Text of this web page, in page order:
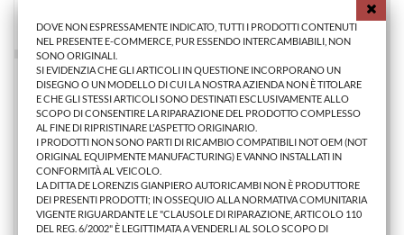
DOVE NON ESPRESSAMENTE INDICATO, TUTTI I PRODOTTI CONTENUTI
NEL PRESENTE E-COMMERCE, PUR ESSENDO INTERCAMBIABILI, NON
SONO ORIGINALI.
SI EVIDENZIA CHE GLI ARTICOLI IN QUESTIONE INCORPORANO UN
DISEGNO O UN MODELLO DI CUI LA NOSTRA AZIENDA NON È TITOLARE
E CHE GLI STESSI ARTICOLI SONO DESTINATI ESCLUSIVAMENTE ALLO
SCOPO DI CONSENTIRE LA RIPARAZIONE DEL PRODOTTO COMPLESSO
AL FINE DI RIPRISTINARE L'ASPETTO ORIGINARIO.
I PRODOTTI NON SONO PARTI DI RICAMBIO COMPATIBILI NOT OEM (NOT
ORIGINAL EQUIPMENTE MANUFACTURING) E VANNO INSTALLATI IN
CONFORMITÀ AL VEICOLO.
LA DITTA DE LORENZIS GIANPIERO AUTORICAMBI NON È PRODUTTORE
DEI PRESENTI PRODOTTI; IN OSSEQUIO ALLA NORMATIVA COMUNITARIA
VIGENTE RIGUARDANTE LE "CLAUSOLE DI RIPARAZIONE, ARTICOLO 110
DEL REG. 6/2002" È LEGITTIMATA A VENDERLI AL SOLO SCOPO DI